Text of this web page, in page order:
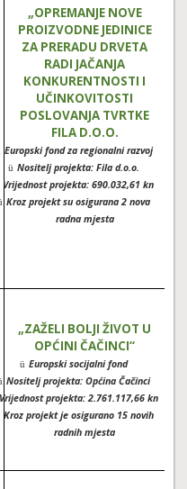
„OPREMANJE NOVE
PROIZVODNE JEDINICE
ZA PRERADU DRVETA
RADI JAČANJA
KONKURENTNOSTI I
UČINKOVITOSTI
POSLOVANJA TVRTKE
FILA D.O.O.
Europski fond za regionalni razvoj
ü Nositelj projekta: Fila d.o.o.
Vrijednost projekta: 690.032,61 kn
Kroz projekt su osigurana 2 nova
radna mjesta
„ZAŽELI BOLJI ŽIVOT U
OPĆINI ČAČINCI“
ü Europski socijalni fond
Nositelj projekta: Općina Čačinci
Vrijednost projekta: 2.761.117,66 kn
Kroz projekt je osigurano 15 novih
radnih mjesta